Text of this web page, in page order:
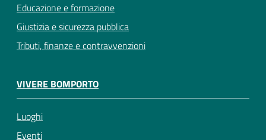
Educazione e formazione
Giustizia e sicurezza pubblica
Tributi, finanze e contravvenzioni
VIVERE BOMPORTO
Luoghi
Eventi